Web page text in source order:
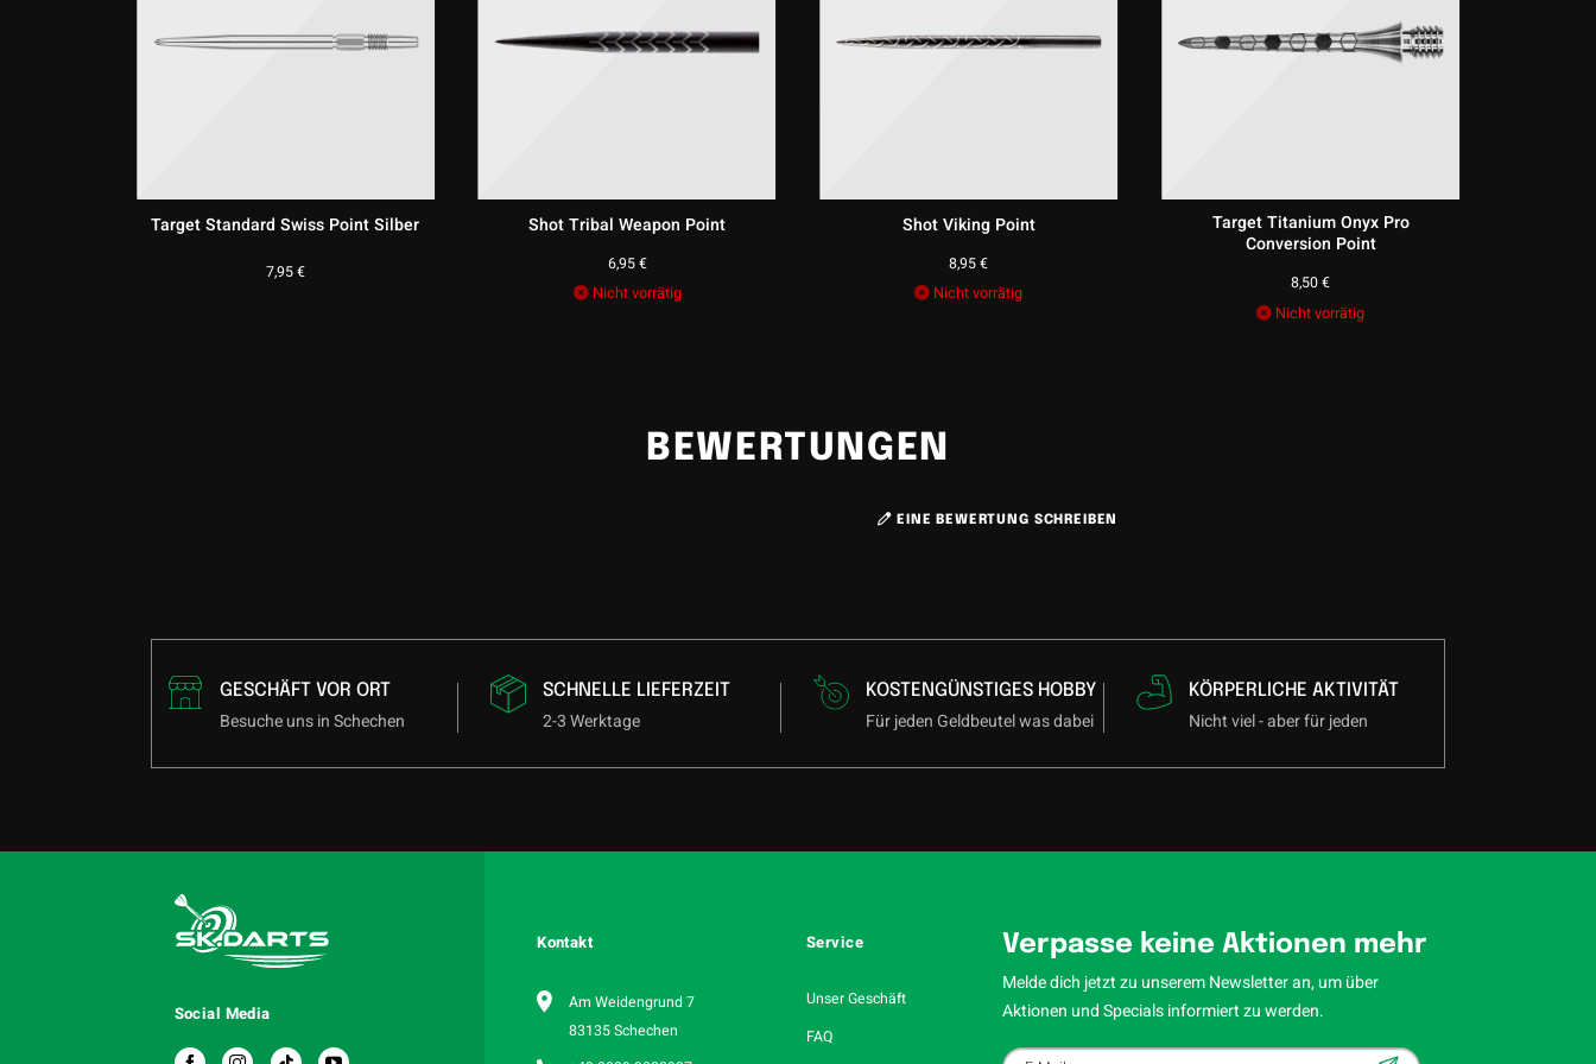
Target Standard Swiss Point Silber
7,95€
Shot Tribal Weapon Point
6,95€
Nicht vorrätig
Shot Viking Point
8,95€
Nicht vorrätig
Target Titanium Onyx Pro
Conversion Point
8,50€
Nicht vorrätig
BEWERTUNGEN
EINE BEWERTUNG SCHREIBEN
GESCHÄFT VOR ORT
Besuche uns in Schechen
SCHNELLE LIEFERZEIT
2-3 Werktage
KOSTENGÜNSTIGES HOBBY
Für jeden Geldbeutel was dabei
KÖRPERLICHE AKTIVITÄT
Nicht viel - aber für jeden
Social Media
Kontakt
Am Weidengrund 7
83135 Schechen
Service
Unser Geschäft
FAQ
Verpasse keine Aktionen mehr
Melde dich jetzt zu unserem Newsletter an, um über
Aktionen und Specials informiert zu werden.